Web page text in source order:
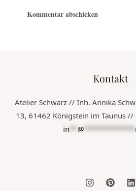
Kontakt
Atelier Schwarz // Inh. Annika
13, 61462 Königstein im Taunus //
in ** @*************